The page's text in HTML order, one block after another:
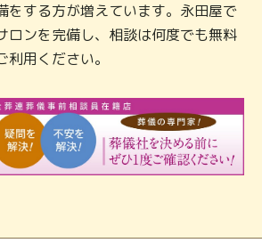
をする方が増えています。永田屋で
ロンを完備し、相談は何度でも無料
用ください。